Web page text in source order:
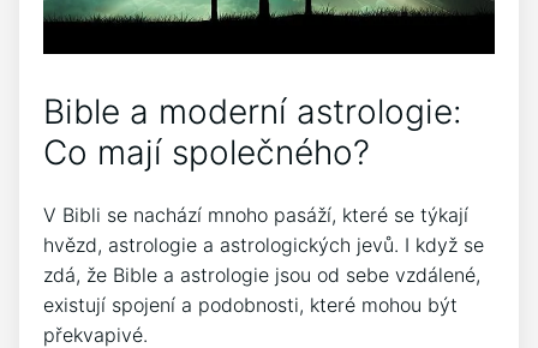
Bible a moderní astrologie:
Co mají společného?
V Bibli se nachází mnoho pasáží, které se týkají
hvězd, astrologie a astrologických jevů. I když se
zdá, že Bible a astrologie jsou od sebe vzdálené,
existují spojení a podobnosti, které mohou být
překvapivé.